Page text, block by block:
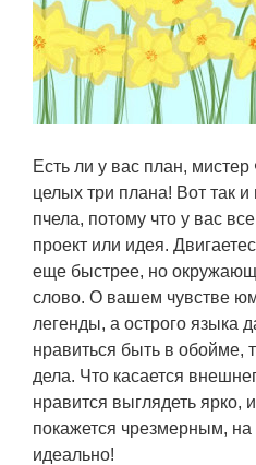
Есть ли у вас план,
целых три плана! Вот так
пчела, потому что у вас
проект или идея.
еще быстрее, но
слово. О вашем чувстве
легенды, а острого языка
нравиться быть в обойме,
дела. Что касается
нравится выглядеть ярко,
покажется чрезмерным, на
идеально!